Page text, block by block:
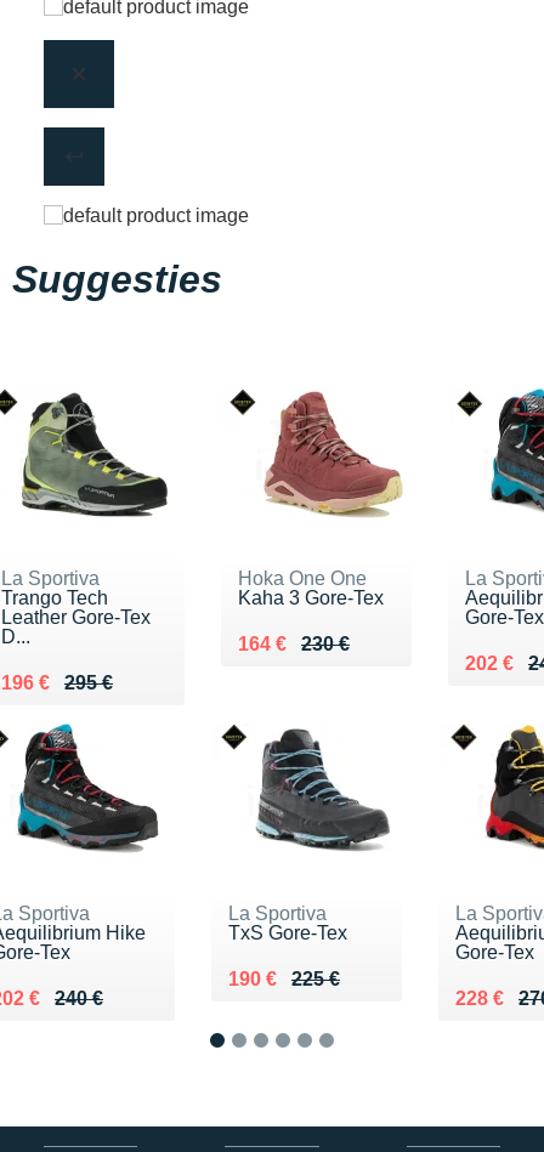
Suggesties
La Sportiva
Trango Tech
Leather Gore-Tex
D...
295 €
Au lieu de 295 €
196 €
Vendu 196 €
Hoka One One
Kaha 3 Gore-Tex
230 €
Au lieu de 230 €
164 €
Vendu 164 €
La
Gore-Tex
Au lieu
202 €
Vendu
Sportiva
Hike
Tex
240 €
lieu de 240 €
€ 202 €
La Sportiva
TxS Gore-Tex
225 €
Au lieu de 225 €
190 €
Vendu 190 €
La
Gore-Tex
Au lieu
228 €
Vendu